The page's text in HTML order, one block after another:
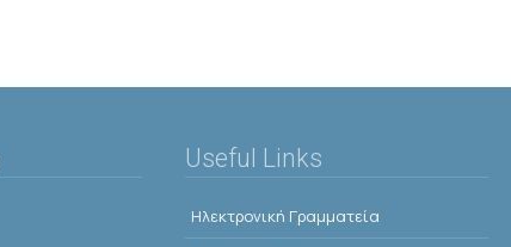
Useful Links
Ηλεκτρονική Γραμματεία